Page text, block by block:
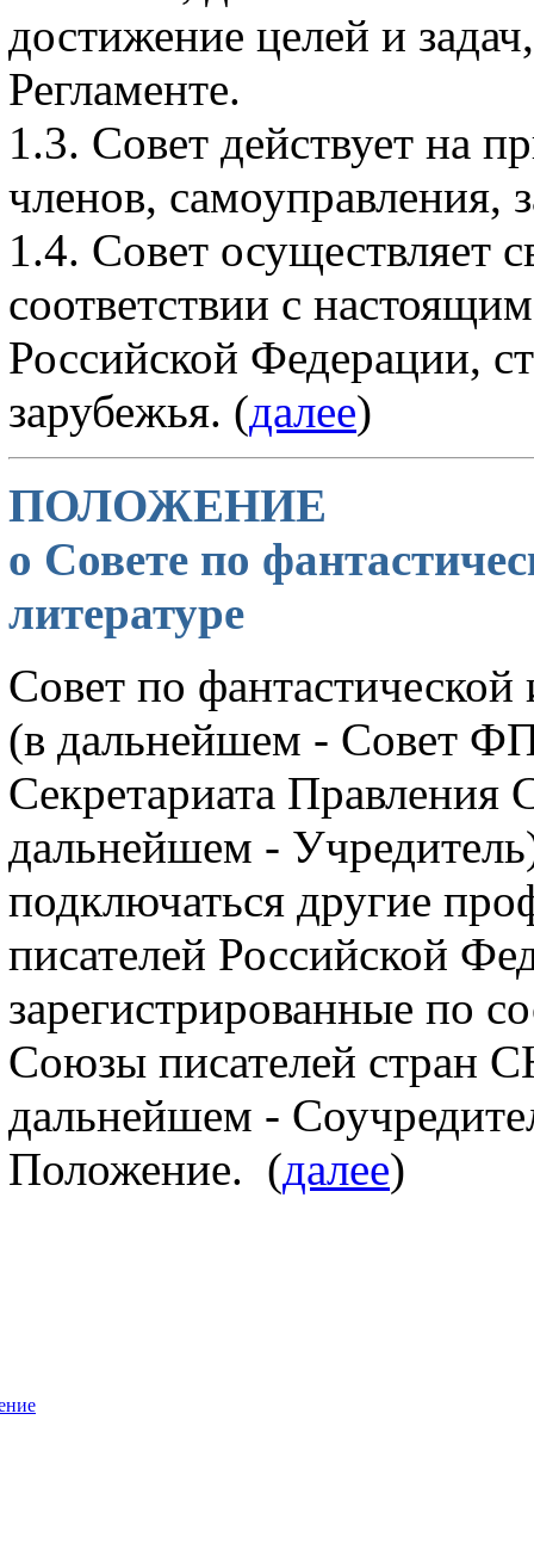
достижение целей и
Регламенте.
1.3. Совет действует на
членов, самоуправления,
1.4. Совет осуществляет
соответствии с
Российской Федерации,
зарубежья. (далее)
ПОЛОЖЕНИЕ
о Совете по
литературе
Совет по
(в дальнейшем - Совет
Секретариата Правления
дальнейшем -
подключаться другие
писателей Российской
зарегистрированные по
Союзы писателей стран
дальнейшем -
Положение. (далее)